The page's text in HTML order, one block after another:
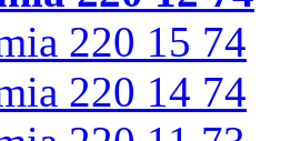
220 15 74
220 14 74